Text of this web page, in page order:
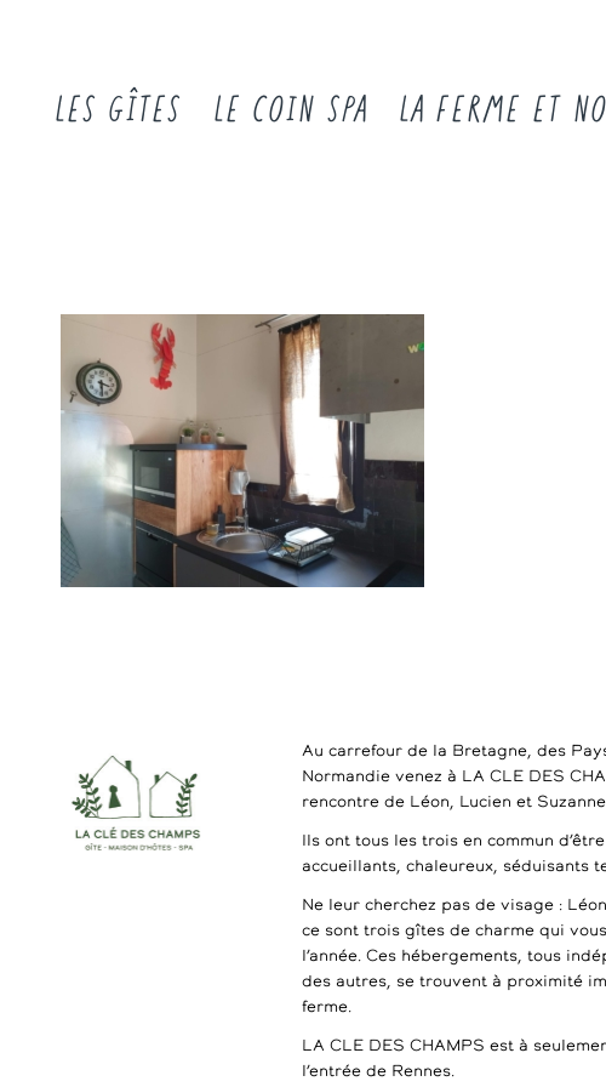
LES GÎTES LE COIN SPA LA FERME ET
Au carrefour de la Bretagne, des
Normandie venez à LA CLE DES
rencontre de Léon, Lucien et
Ils ont tous les trois en commun
accueillants, chaleureux, séduisants
Ne leur cherchez pas de visage :
ce sont trois gîtes de charme qui
l’année. Ces hébergements, tous
des autres, se trouvent à proximité
ferme.
LA CLE DES CHAMPS est à
l’entrée de Rennes.